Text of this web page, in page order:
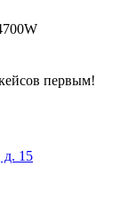
первым!
д. 15